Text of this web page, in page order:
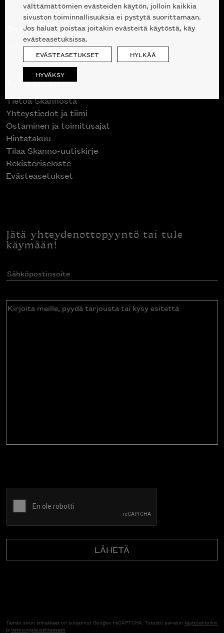
Outlet
Poistuvat mallikappaleet
Asiakaspalvelu
Tietoa Skannosta
Yhteystiedot ja tiimi
Ostaminen ja toimitusajat
Hintatakuu
Tilaa Skanno-uutiskirje
Rekisteriseloste
Evästeasetukset
Jätä yhteydenottopyyntö tai tule
käymään!
Sähköpostiosoite(Pakollinen)
Kirjoita
Tämän sivun lomakkeet on suojannut Googlen reCAPTCHA. Tutustu palvelun käyttöehtoihin
jatietosuojalausekkeeseen
välttämättömien evästeiden käytön, jolloin kaikkia
sivuston toiminnallisuuksia ei pystytä suorittamaan.
Jos haluat poistaa joitakin evästeitä käytöstä, käy
evästeasetuksissa.
EVÄSTEASETUKSET HYLKÄÄ
HYVÄKSY